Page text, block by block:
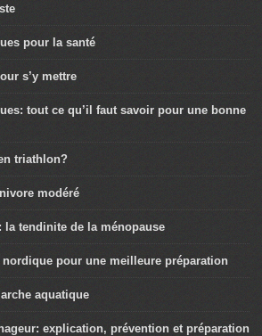
pour la santé
s’y mettre
tout ce qu’il faut savoir pour une bonne
triathlon?
modéré
la tendinite de la ménopause
nordique pour une meilleure préparation
aquatique
explication, prévention et préparation